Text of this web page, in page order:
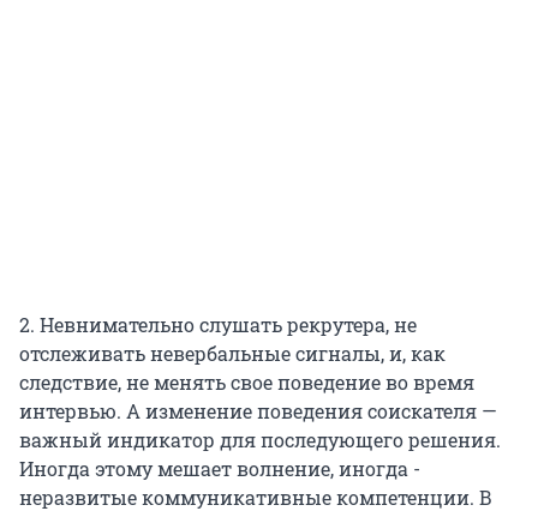
2. Невнимательно слушать рекрутера, не
отслеживать невербальные сигналы, и, как
следствие, не менять свое поведение во время
интервью. А изменение поведения соискателя —
важный индикатор для последующего решения.
Иногда этому мешает волнение, иногда -
неразвитые коммуникативные компетенции. В